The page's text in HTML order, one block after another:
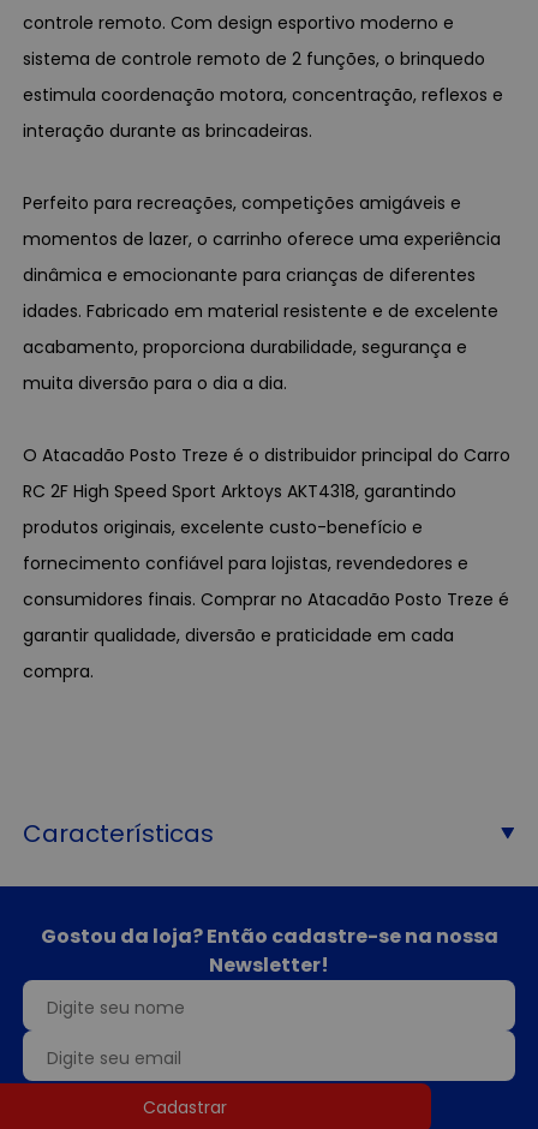
controle remoto. Com design esportivo moderno e
sistema de controle remoto de 2 funções, o brinquedo
estimula coordenação motora, concentração, reflexos e
interação durante as brincadeiras.
Perfeito para recreações, competições amigáveis e
momentos de lazer, o carrinho oferece uma experiência
dinâmica e emocionante para crianças de diferentes
idades. Fabricado em material resistente e de excelente
acabamento, proporciona durabilidade, segurança e
muita diversão para o dia a dia.
O Atacadão Posto Treze é o distribuidor principal do Carro
RC 2F High Speed Sport Arktoys AKT4318, garantindo
produtos originais, excelente custo-benefício e
fornecimento confiável para lojistas, revendedores e
consumidores finais. Comprar no Atacadão Posto Treze é
garantir qualidade, diversão e praticidade em cada
compra.
Características
Gostou da loja? Então cadastre-se na nossa
Newsletter!
Cadastrar